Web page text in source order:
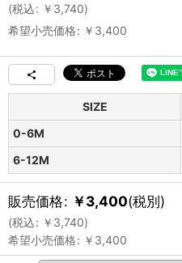
(税込: ￥ 3,740)
希望小売価格: ￥ 3,400
SIZE
0-6M
6-12M
販売価格: ￥3,400(税別)
(税込: ￥ 3,740)
希望小売価格: ￥ 3,400